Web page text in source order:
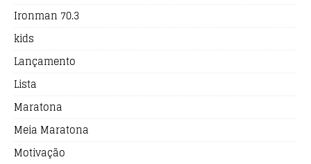
Ironman 70.3
kids
Lançamento
Lista
Maratona
Meia Maratona
Motivação